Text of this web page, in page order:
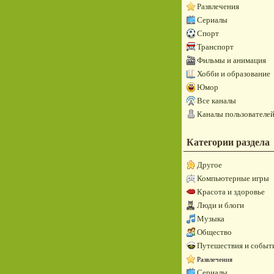
Развлечения
Сериалы
Спорт
Транспорт
Фильмы и анимация
Хобби и образование
Юмор
Все каналы
Каналы пользователей
Категории раздела
Другое
Компьютерные игры
Красота и здоровье
Люди и блоги
Музыка
Общество
Путешествия и
Развлечения